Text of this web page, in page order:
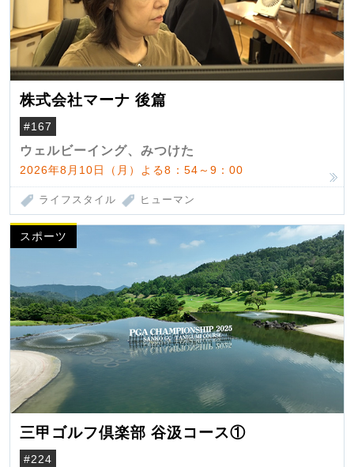
株式会社マーナ 後篇
#167
ウェルビーイング、みつけた
2026年8月10日（月）よる8：54～9：00
ライフスタイル ヒューマン
スポーツ
三甲ゴルフ倶楽部 谷汲コース①
#224